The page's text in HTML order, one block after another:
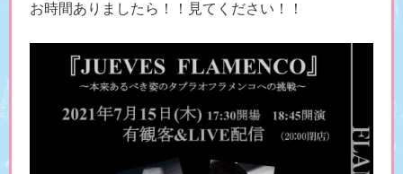
お時間ありましたら！！見てください！！